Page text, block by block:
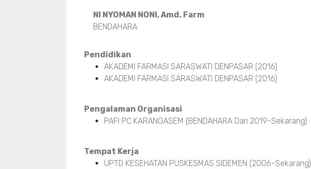
NI NYOMAN NONI, Amd. Farm
BENDAHARA
Pendidikan
AKADEMI FARMASI SARASWATI DENPASAR (2016)
AKADEMI FARMASI SARASWATI DENPASAR (2016)
Pengalaman Organisasi
PAFI PC KARANGASEM (BENDAHARA Dari 2019-Sekarang)
Tempat Kerja
UPTD KESEHATAN PUSKESMAS SIDEMEN (2006-Sekarang)